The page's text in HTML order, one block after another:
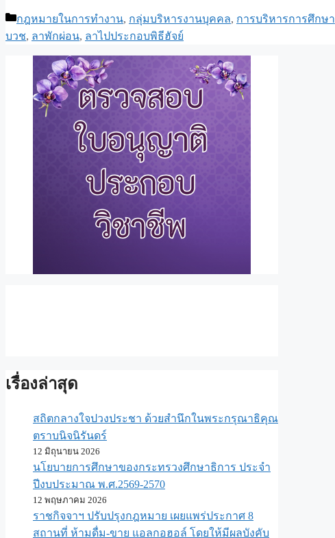
Categories
กฎหมายในการทำงาน, กลุ่มบริหารงานบุคคล, การบริหารการศึกษา
บวช, ลาพักผ่อน, ลาไปประกอบพิธีฮัจย์
เรื่องล่าสุด
สถิตกลางใจปวงประชา ด้วยสำนึกในพระกรุณาธิคุณ
ตราบนิจนิรันดร์
12 มิถุนายน 2026
นโยบายการศึกษาของกระทรวงศึกษาธิการ ประจำ
ปีงบประมาณ พ.ศ.2569-2570
12 พฤษภาคม 2026
ราชกิจจาฯ ปรับปรุงกฎหมาย เผยแพร่ประกาศ 8
สถานที่ ห้ามดื่ม-ขาย แอลกอฮอล์ โดยให้มีผลบังคับ